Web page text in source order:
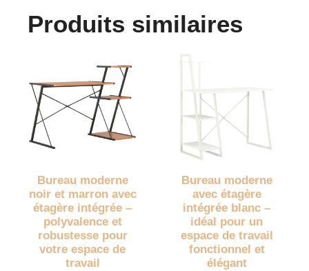
Produits similaires
Bureau moderne
noir et marron avec
étagère intégrée –
polyvalence et
robustesse pour
votre espace de
travail
Bureau moderne
avec étagère
intégrée blanc –
idéal pour un
espace de travail
fonctionnel et
élégant